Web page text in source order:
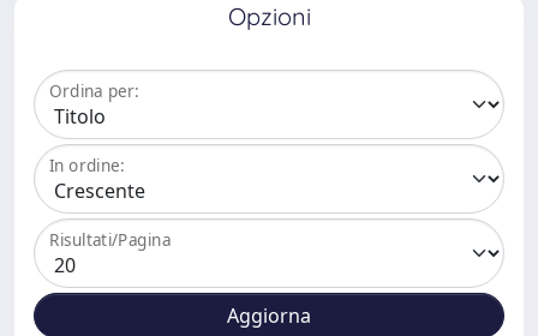
Opzioni
Ordina per:
In ordine:
Risultati/Pagina